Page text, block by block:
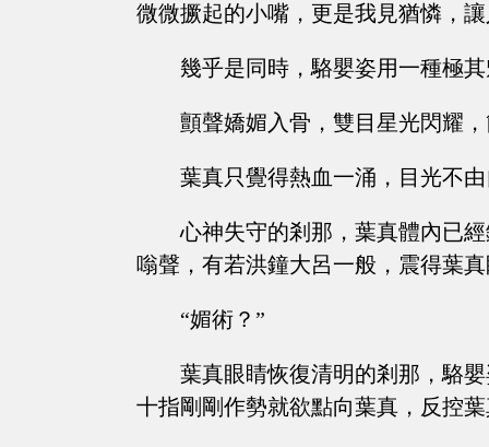
微微撅起的小嘴，更是我見猶憐，
幾乎是同時，駱嬰姿用一種極
顫聲嬌媚入骨，雙目星光閃耀
葉真只覺得熱血一涌，目光不
心神失守的剎那，葉真體內已
嗡聲，有若洪鐘大呂一般，震得葉
“媚術？”
葉真眼睛恢復清明的剎那，駱
十指剛剛作勢就欲點向葉真，反控